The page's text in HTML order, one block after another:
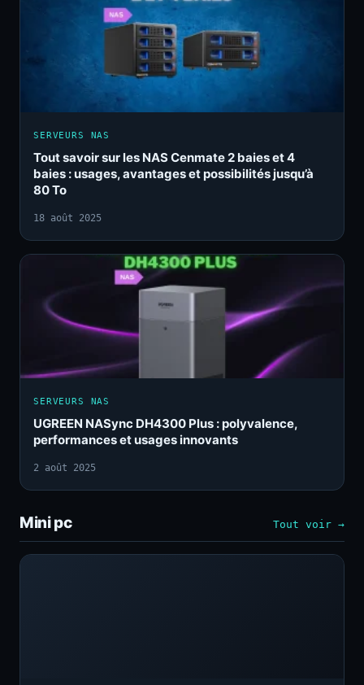
SERVEURS NAS
Tout savoir sur les NAS Cenmate 2 baies et 4
baies : usages, avantages et possibilités jusqu’à
80 To
18 août 2025
SERVEURS NAS
UGREEN NASync DH4300 Plus : polyvalence,
performances et usages innovants
2 août 2025
Mini pc Tout voir →